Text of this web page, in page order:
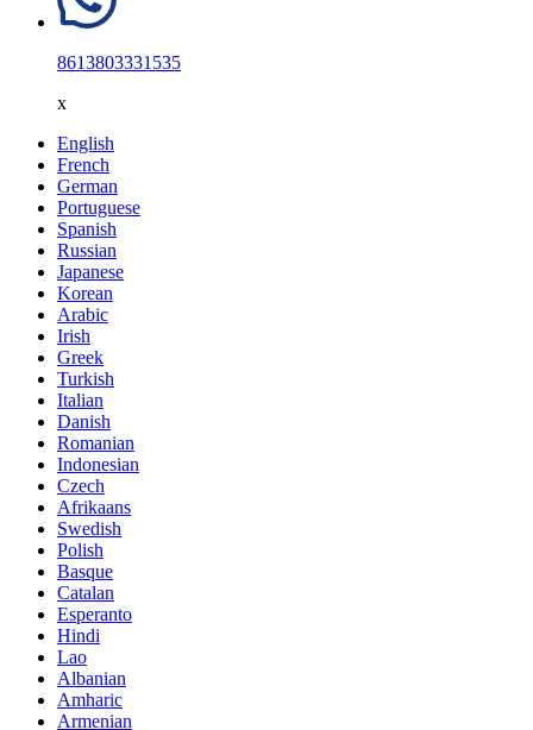
8613803331535
x
English
French
German
Portuguese
Spanish
Russian
Japanese
Korean
Arabic
Irish
Greek
Turkish
Italian
Danish
Romanian
Indonesian
Czech
Afrikaans
Swedish
Polish
Basque
Catalan
Esperanto
Hindi
Lao
Albanian
Amharic
Armenian